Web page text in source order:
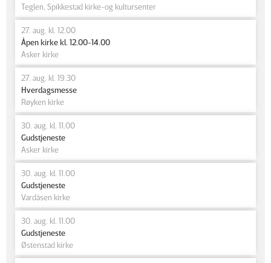
Teglen, Spikkestad kirke-og kultursenter
27. aug. kl. 12.00
Åpen kirke kl. 12.00-14.00
Asker kirke
27. aug. kl. 19.30
Hverdagsmesse
Røyken kirke
30. aug. kl. 11.00
Gudstjeneste
Asker kirke
30. aug. kl. 11.00
Gudstjeneste
Vardåsen kirke
30. aug. kl. 11.00
Gudstjeneste
Østenstad kirke